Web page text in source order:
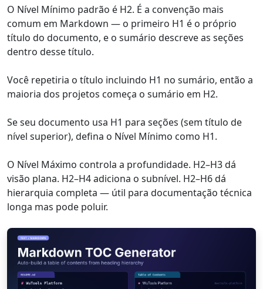
O Nível Mínimo padrão é H2. É a convenção mais
comum em Markdown — o primeiro H1 é o próprio
título do documento, e o sumário descreve as seções
dentro desse título.
Você repetiria o título incluindo H1 no sumário, então a
maioria dos projetos começa o sumário em H2.
Se seu documento usa H1 para seções (sem título de
nível superior), defina o Nível Mínimo como H1.
O Nível Máximo controla a profundidade. H2–H3 dá
visão plana. H2–H4 adiciona o subnível. H2–H6 dá
hierarquia completa — útil para documentação técnica
longa mas pode poluir.